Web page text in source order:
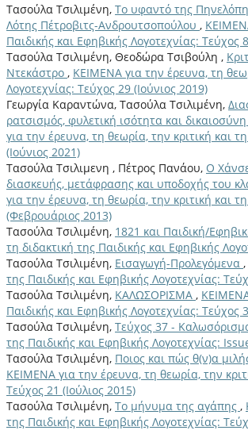
Τασούλα Τσιλιμένη, Το υφαντό της
Λότης Πέτροβιτς-Ανδρουτσοπούλου ,
Παιδικής και Εφηβικής Λογοτεχνίας: Τεύχος
Τασούλα Τσιλιμένη, Θεοδώρα Τσιβούλη ,
Ντεκάστρο , ΚΕΙΜΕΝΑ για την έρευνα, τη
Λογοτεχνίας: Τεύχος 29 (Ιούνιος 2019)
Γεωργία Καραντώνα, Τασούλα Τσιλιμένη,
ρατσισμός, φυλετική ισότητα και
για την έρευνα, τη θεωρία, την κριτική και
(Ιούνιος 2021)
Τασούλα Τσιλιμενη , Πέτρος Πανάου, Ο
διασκευής, μετάφρασης και υποδοχής του
για την έρευνα, τη θεωρία, την κριτική και
(Φεβρουάριος 2013)
Τασούλα Τσιλιμένη, 1821 και Παιδική/
τη διδακτική της Παιδικής και Εφηβικής
Τασούλα Τσιλιμένη, Εισαγωγή-Προλεγόμενα ,
της Παιδικής και Εφηβικής Λογοτεχνίας:
Τασούλα Τσιλιμένη, ΚΑΛΩΣΟΡΙΣΜΑ , ΚΕΙΜΕΝΑ
Παιδικής και Εφηβικής Λογοτεχνίας: Τεύχος
Τασούλα Τσιλιμένη, Τεύχος 37 -
της Παιδικής και Εφηβικής Λογοτεχνίας:
Τασούλα Τσιλιμένη, Ποιος και πώς θ(ν)α
ΚΕΙΜΕΝΑ για την έρευνα, τη θεωρία, την
Τεύχος 21 (Ιούλιος 2015)
Τασούλα Τσιλιμένη, Το μήνυμα της αγάπης ,
της Παιδικής και Εφηβικής Λογοτεχνίας: